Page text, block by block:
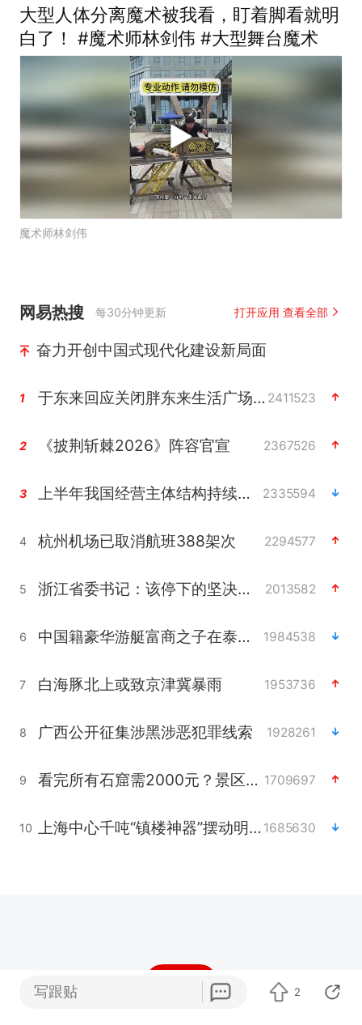
大型人体分离魔术被我看，盯着脚看就明
白了！ #魔术师林剑伟 #大型舞台魔术
魔术师林剑伟
网易热搜 每30分钟更新 打开应用 查看全部
奋力开创中国式现代化建设新局面
1 于东来回应关闭胖东来生活广场店 2411523
2 《披荆斩棘2026》阵容官宣 2367526
3 上半年我国经营主体结构持续优化 2335594
4 杭州机场已取消航班388架次 2294577
5 浙江省委书记：该停下的坚决停下来 2013582
6 中国籍豪华游艇富商之子在泰国被杀 1984538
7 白海豚北上或致京津冀暴雨 1953736
8 广西公开征集涉黑涉恶犯罪线索 1928261
9 看完所有石窟需2000元？景区回应 1709697
10 上海中心千吨“镇楼神器”摆动明显 1685630
写跟贴 2